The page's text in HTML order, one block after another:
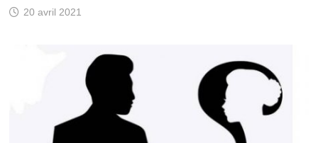
20 avril 2021